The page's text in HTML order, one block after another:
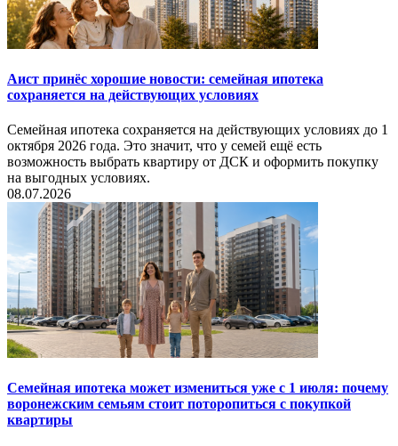
Аист принёс хорошие новости: семейная ипотека
сохраняется на действующих условиях
Семейная ипотека сохраняется на действующих условиях до 1
октября 2026 года. Это значит, что у семей ещё есть
возможность выбрать квартиру от ДСК и оформить покупку
на выгодных условиях.
08.07.2026
Семейная ипотека может измениться уже с 1 июля: почему
воронежским семьям стоит поторопиться с покупкой
квартиры